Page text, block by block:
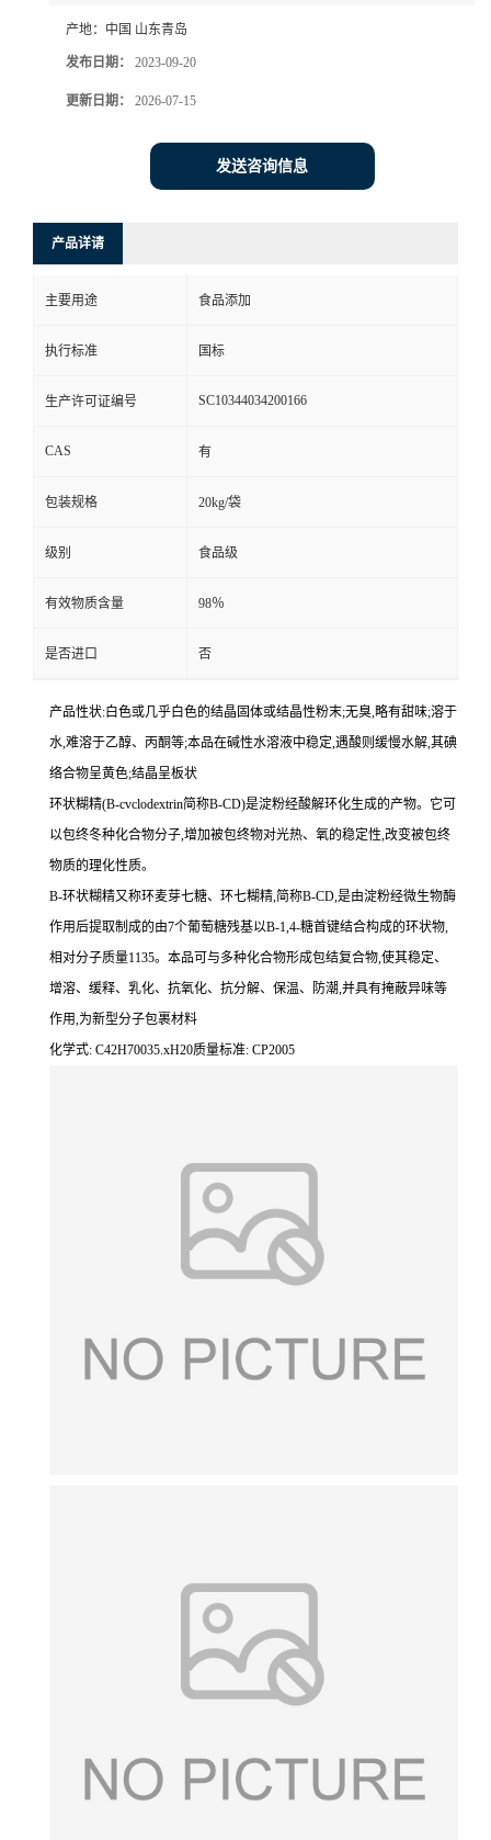
产地： 中国 山东青岛
发布日期： 2023-09-20
更新日期： 2026-07-15
发送咨询信息
产品详请
主要用途 食品添加
执行标准 国标
生产许可证编号 SC10344034200166
CAS 有
包装规格 20kg/袋
级别 食品级
有效物质含量 98％
是否进口 否
产品性状:白色或几乎白色的结晶固体或结晶性粉末;无臭,略有甜味;溶于
水,难溶于乙醇、丙酮等;本品在碱性水溶液中稳定,遇酸则缓慢水解,其碘
络合物呈黄色;结晶呈板状
环状糊精(B-cvclodextrin简称B-CD)是淀粉经酸解环化生成的产物。它可
以包终冬种化合物分子,增加被包终物对光热、氧的稳定性,改变被包终
物质的理化性质。
B-环状糊精又称环麦芽七糖、环七糊精,简称B-CD,是由淀粉经微生物酶
作用后提取制成的由7个葡萄糖残基以B-1,4-糖首键结合构成的环状物,
相对分子质量1135。本品可与多种化合物形成包结复合物,使其稳定、
增溶、缓释、乳化、抗氧化、抗分解、保温、防潮,并具有掩蔽异味等
作用,为新型分子包裹材料
化学式: C42H70035.xH20质量标准: CP2005